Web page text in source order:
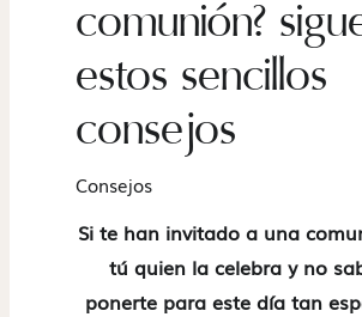
comunión?
estos sencillos
consejos
Consejos
Si te han invitado a una
tú quien la celebra y no
ponerte para este día tan